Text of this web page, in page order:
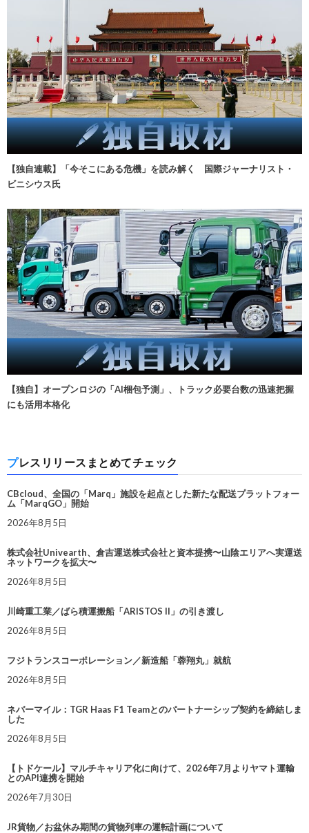
【独自連載】「今そこにある危機」を読み解く 国際ジャーナリスト・
ビニシウス氏
【独自】オープンロジの「AI梱包予測」、トラック必要台数の迅速把握
にも活用本格化
プレスリリースまとめてチェック
CBcloud、全国の「Marq」施設を起点とした新たな配送プラットフォー
ム「MarqGO」開始
2026年8月5日
株式会社Univearth、倉吉運送株式会社と資本提携〜山陰エリアへ実運送
ネットワークを拡大〜
2026年8月5日
川崎重工業／ばら積運搬船「ARISTOS II」の引き渡し
2026年8月5日
フジトランスコーポレーション／新造船「蓉翔丸」就航
2026年8月5日
ネバーマイル：TGR Haas F1 Teamとのパートナーシップ契約を締結しま
した
2026年8月5日
【トドケール】マルチキャリア化に向けて、2026年7月よりヤマト運輸
とのAPI連携を開始
2026年7月30日
JR貨物／お盆休み期間の貨物列車の運転計画について